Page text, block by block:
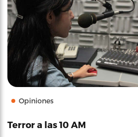
Opiniones
Terror a las 10 AM